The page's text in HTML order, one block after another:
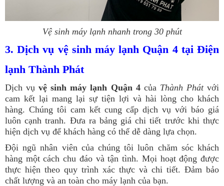
Vệ sinh máy lạnh nhanh trong 30 phút
3. Dịch vụ vệ sinh máy lạnh Quận 4 tại Điện
lạnh Thành Phát
Dịch vụvệ sinh máy lạnh Quận 4của Thành Phátvới
cam kết lại mang lại sự tiện lợi và hài lòng cho khách
hàng. Chúng tôi cam kết cung cấp dịch vụ với báo giá
luôn cạnh tranh. Đưa ra bảng giá chi tiết trước khi thực
hiện dịch vụ để khách hàng có thể dễ dàng lựa chọn.
Đội ngũ nhân viên của chúng tôi luôn chăm sóc khách
hàng một cách chu đáo và tận tình. Mọi hoạt động được
thực hiện theo quy trình xác thực và chi tiết. Đảm bảo
chất lượng và an toàn cho máy lạnh của bạn.